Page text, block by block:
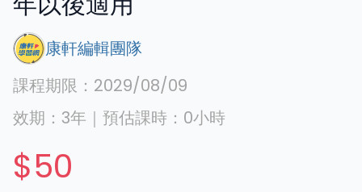
康軒編輯團隊
課程期限： 2029/08/09
效期： 3年 ｜ 預估課時： 0小時
$50